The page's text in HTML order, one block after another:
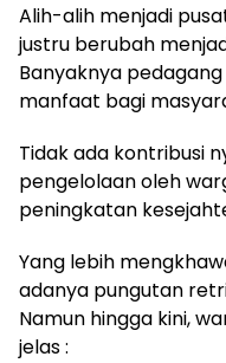
Alih-alih menjadi
justru berubah
Banyaknya
manfaat bagi
Tidak ada kontribusi
pengelolaan oleh
peningkatan
Yang lebih
adanya pungutan
Namun hingga kini,
jelas :